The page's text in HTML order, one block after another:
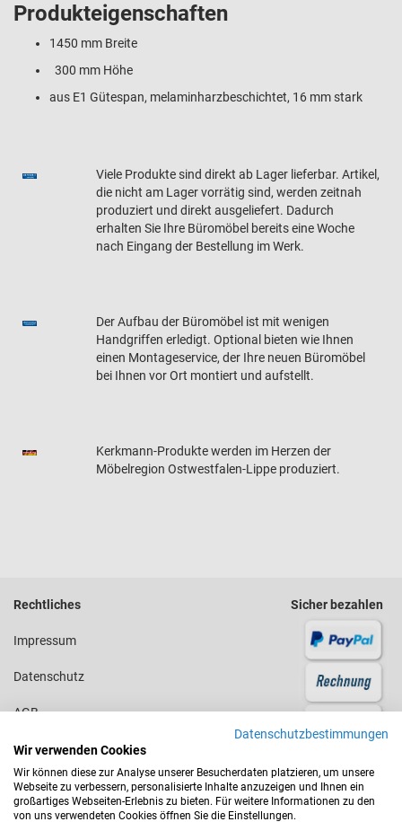
Produkteigenschaften
1450 mm Breite
300 mm Höhe
aus E1 Gütespan, melaminharzbeschichtet, 16 mm stark
Viele Produkte sind direkt ab Lager lieferbar. Artikel,
die nicht am Lager vorrätig sind, werden zeitnah
produziert und direkt ausgeliefert. Dadurch
erhalten Sie Ihre Büromöbel bereits eine Woche
nach Eingang der Bestellung im Werk.
Der Aufbau der Büromöbel ist mit wenigen
Handgriffen erledigt. Optional bieten wie Ihnen
einen Montageservice, der Ihre neuen Büromöbel
bei Ihnen vor Ort montiert und aufstellt.
Kerkmann-Produkte werden im Herzen der
Möbelregion Ostwestfalen-Lippe produziert.
Rechtliches Sicher bezahlen
Impressum
Datenschutz
AGB
Kontakt
Versandkosten
Datenschutzbestimmungen
Wir verwenden Cookies
Wir können diese zur Analyse unserer Besucherdaten platzieren, um unsere
Webseite zu verbessern, personalisierte Inhalte anzuzeigen und Ihnen ein
großartiges Webseiten-Erlebnis zu bieten. Für weitere Informationen zu den
von uns verwendeten Cookies öffnen Sie die Einstellungen.